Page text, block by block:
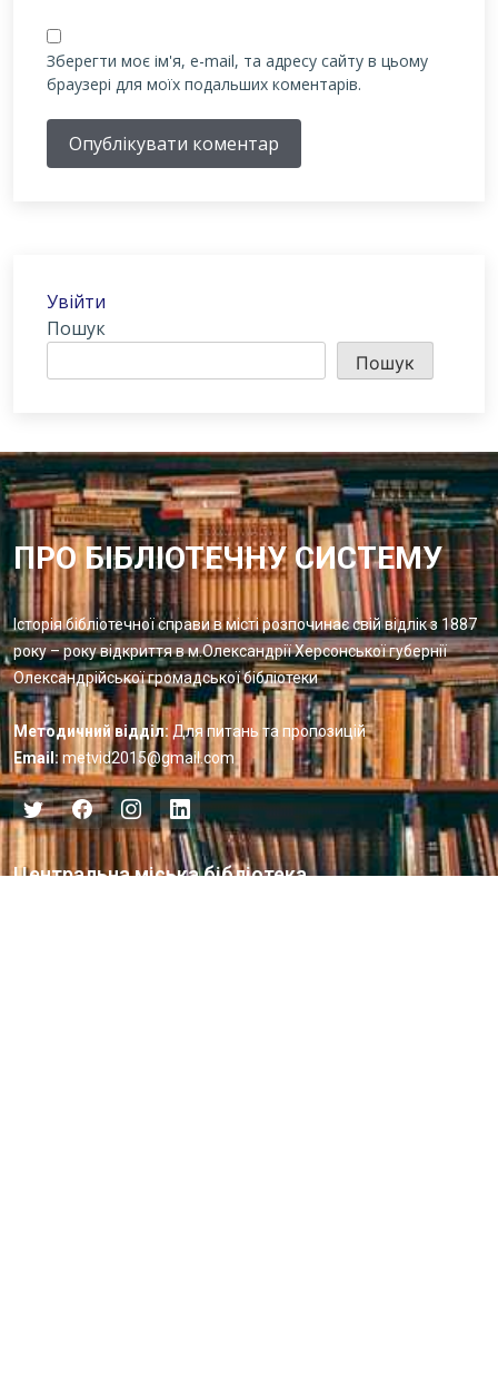
Зберегти моє ім'я, e-mail, та адресу сайту в цьому
браузері для моїх подальших коментарів.
Опублікувати коментар
Увійти
Пошук
Пошук
ПРО БІБЛІОТЕЧНУ СИСТЕМУ
Історія бібліотечної справи в місті розпочинає свій відлік з 1887
року – року відкриття в м.Олександрії Херсонської губернії
Олександрійської громадської бібліотеки
Методичний відділ: Для питань та пропозицій
Email: metvid2015@gmail.com
Центральна міська бібліотека